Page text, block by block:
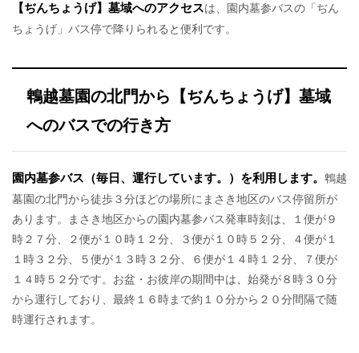
【ぢんちょうげ】墓域へのアクセスは、園内墓参バスの「ぢん
ちょうげ」バス停で降りられると便利です。
鵯越墓園の北門から【ぢんちょうげ】墓域
へのバスでの行き方
園内墓参バス（毎日、運行しています。）を利用します。 鵯越
墓園の北門から徒歩３分ほどの場所にまさき地区のバス停留所が
あります。まさき地区からの園内墓参バス発車時刻は、１便が９
時２７分、２便が１０時１２分、３便が１０時５２分、４便が１
１時３２分、５便が１３時３２分、６便が１４時１２分、７便が
１４時５２分です。お盆・お彼岸の期間中は、始発が８時３０分
から運行しており、最終１６時まで約１０分から２０分間隔で随
時運行されます。